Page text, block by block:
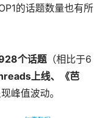
的话题数量也有所
个话题（相比于6
上线、《芭
峰值波动。